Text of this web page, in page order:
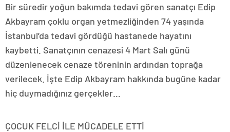
Bir süredir yoğun bakımda tedavi gören sanatçı Edip
Akbayram çoklu organ yetmezliğinden 74 yaşında
İstanbul’da tedavi gördüğü hastanede hayatını
kaybetti. Sanatçının cenazesi 4 Mart Salı günü
düzenlenecek cenaze töreninin ardından toprağa
verilecek. İşte Edip Akbayram hakkında bugüne kadar
hiç duymadığınız gerçekler…
ÇOCUK FELCİ İLE MÜCADELE ETTİ